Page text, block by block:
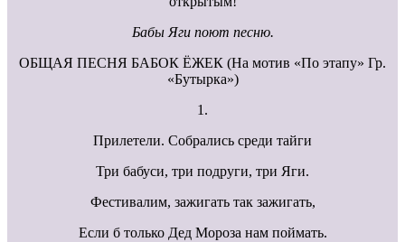
Бабы Яги поют песню.
ОБЩАЯ ПЕСНЯ БАБОК ЁЖЕК (На мотив «По этапу» Гр.
«Бутырка»)
1.
Прилетели. Собрались среди тайги
Три бабуси, три подруги, три Яги.
Фестивалим, зажигать так зажигать,
Если б только Дед Мороза нам поймать.